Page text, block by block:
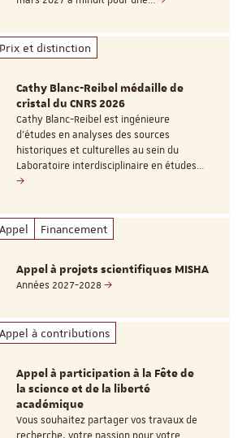
Prix et distinction
Cathy Blanc-Reibel médaille de
cristal du CNRS 2026
Cathy Blanc-Reibel est ingénieure
d’études en analyses des sources
historiques et culturelles au sein du
Laboratoire interdisciplinaire en études…
Appel Financement
Appel à projets scientifiques MISHA
Années 2027-2028
Appel à contributions
Appel à participation à la Fête de
la science et de la liberté
académique
Vous souhaitez partager vos travaux de